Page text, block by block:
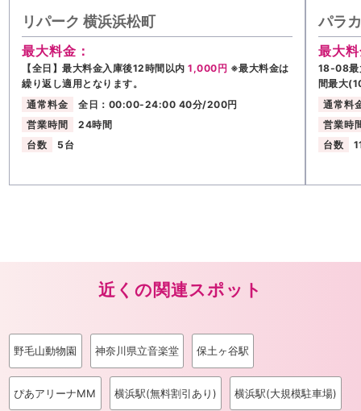
リパーク 横浜浜松町
最大料金：
【全日】最大料金入庫後12時間以内1,000円 ※最大料金は
繰り返し適用となります。
通常料金
全日：00:00-24:00 40分/200円
営業時間
24時間
台数
5台
パラ
最大
18-08
間最大
通常料
営業時
台数
近くの関連スポット
野毛山動物園 神奈川県立音楽堂 保土ヶ谷駅
ぴあアリーナMM 横浜駅(無料割引あり) 横浜駅(大規模駐車場)